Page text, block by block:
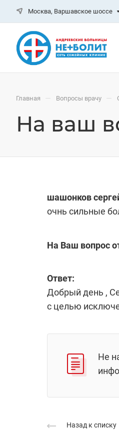
Москва, Варшавское шоссе
Главная — Вопросы врачу —
На ваш
шашонков
очнь сильные
На Ваш вопрос
Ответ:
Добрый день ,
с целью
Не
Назад к списку